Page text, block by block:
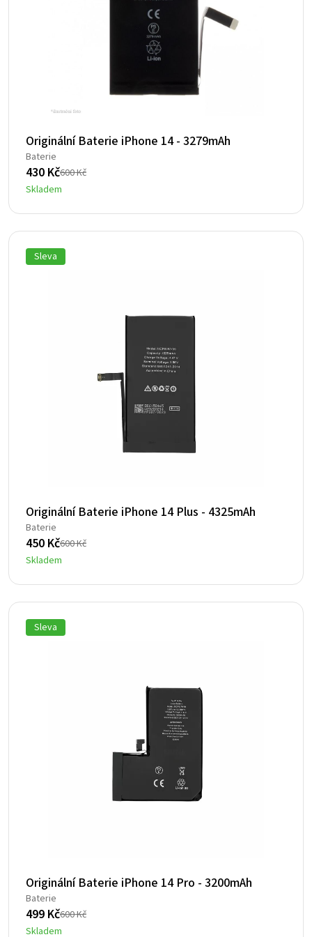
Originální Baterie iPhone 14 - 3279mAh
Baterie
600Kč
Původní
cena
byla:
600 Kč.
430 Kč
Aktuální
cena
je:
430 Kč.
Skladem
Sleva
Originální Baterie iPhone 14 Plus - 4325mAh
Baterie
600Kč
Původní
cena
byla:
600 Kč.
450 Kč
Aktuální
cena
je:
450 Kč.
Skladem
Sleva
Originální Baterie iPhone 14 Pro - 3200mAh
Baterie
600Kč
Původní
499 Kč
Aktuální
Skladem